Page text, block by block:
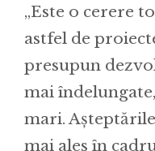
„Este o cerere
astfel de
presupun
mai
mari.
mai ales în